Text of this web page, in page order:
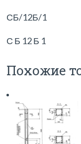
СБ/12Б/1
С Б 12 Б 1
Похожие